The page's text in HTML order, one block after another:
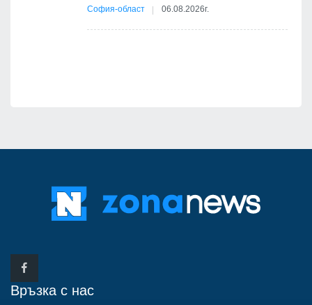
София-област 06.08.2026г.
Връзка с нас